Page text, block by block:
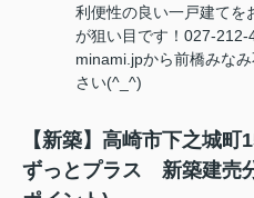
利便性の良い一戸建てを
が狙い目です！027-
minami.jpから前橋みな
さい(^_^)
【新築】高崎市下之城
ずっとプラス 新築建売